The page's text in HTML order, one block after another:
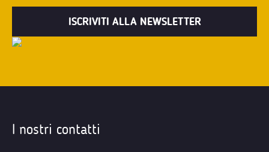
I nostri contatti